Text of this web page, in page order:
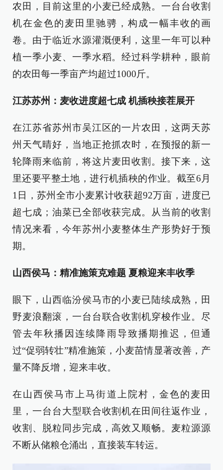
农田，目前这里的小麦已经成熟。一台台收割
机在金色的麦田里驰骋，构成一幅丰收的画
卷。由于临近水源灌溉便利，这里一年可以种
植一季小麦、一季水稻。经过科学耕种，眼前
的农田每一季亩产均超过1000斤。
江苏苏州：麦收进度超七成 机插秧接茬展开
在江苏省苏州市吴江区的一片农田，这两天苏
州天气晴好，当地正抢抓农时，在预报的新一
轮降雨来临前，将这片麦田收割。接下来，这
里还要平整土地，进行机插秧的作业。截至6月
1日，苏州全市小麦累计收获超92万亩，进度已
超七成；油菜已全部收获完成。从当前的收割
情况来看，今年苏州小麦整体生产形势好于预
期。
山西侯马：精准施策克难题 夏粮迎来丰收季
眼下，山西临汾侯马市的小麦已陆续成熟，田
野麦浪翻滚，一台台联合收割机穿梭作业。尽
管去年秋播因连续降雨导致播期推迟，但通
过“促弱转壮”精准施策，小麦苗情显著改善，产
量不降反增，迎来丰收。
在山西侯马市上马街道上院村，金色的麦田
里，一台台大型联合收割机在田间往返作业，
收割、脱粒同步完成，高效又顺畅。麦粒源源
不断从储粮仓涌出，直接装车转运。